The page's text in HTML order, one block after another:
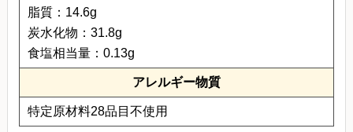
脂質：14.6g
炭水化物：31.8g
食塩相当量：0.13g
アレルギー物質
特定原材料28品目不使用